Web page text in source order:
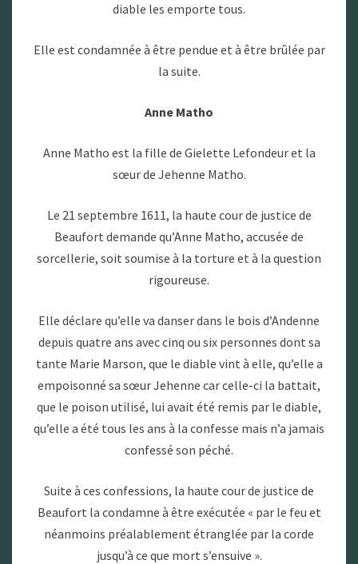
diable les emporte tous.
Elle est condamnée à être pendue et à être brûlée par
la suite.
Anne Matho
Anne Matho est la fille de Gielette Lefondeur et la
sœur de Jehenne Matho.
Le 21 septembre 1611, la haute cour de justice de
Beaufort demande qu’Anne Matho, accusée de
sorcellerie, soit soumise à la torture et à la question
rigoureuse.
Elle déclare qu’elle va danser dans le bois d’Andenne
depuis quatre ans avec cinq ou six personnes dont sa
tante Marie Marson, que le diable vint à elle, qu’elle a
empoisonné sa sœur Jehenne car celle-ci la battait,
que le poison utilisé, lui avait été remis par le diable,
qu’elle a été tous les ans à la confesse mais n’a jamais
confessé son péché.
Suite à ces confessions, la haute cour de justice de
Beaufort la condamne à être exécutée « par le feu et
néanmoins préalablement étranglée par la corde
jusqu’à ce que mort s’ensuive ».